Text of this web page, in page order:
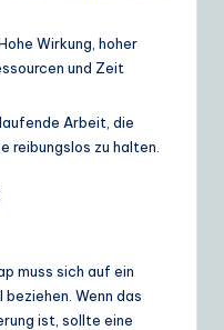
Wirkung, hoher
und Zeit
Arbeit, die
reibungslos zu halten.
muss sich auf ein
Wenn das
ist, sollte eine